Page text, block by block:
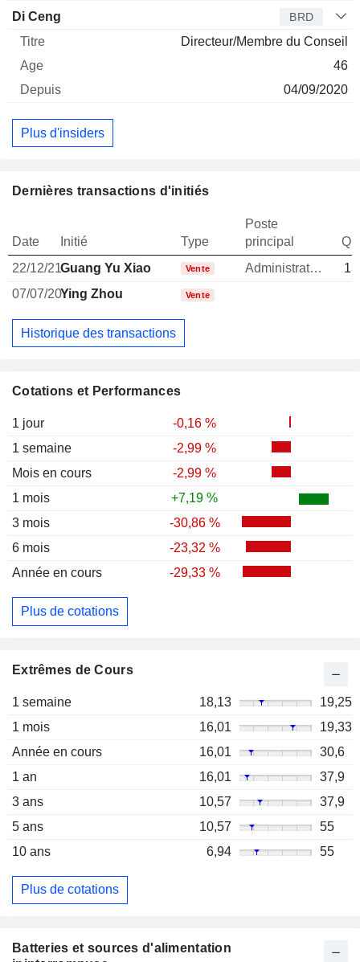
Cotations et Performances
1 jour
-0,16 %
1 semaine
-2,99 %
Mois en cours
-2,99 %
1 mois
+7,19 %
3 mois
-30,86 %
6 mois
-23,32 %
Année en cours
-29,33 %
Plus de cotations
Extrêmes de Cours
1 semaine 18,13
19,25
1 mois
16,01
19,33
Année en cours
16,01
30,6
1 an
16,01
37,9
3 ans
10,57
37,9
5 ans
10,57
55
10 ans
6,94 55
Plus de cotations
Di Ceng BRD
Directeur/Membre du Conseil
46
04/09/2020
Plus d'insiders
Dernières transactions d'initiés
Date Initié Type
Poste
principal
22/12/21Guang Yu Xiao Vente Administrateur
07/07/20Ying Zhou Vente
Historique des transactions
Batteries et sources d'alimentation